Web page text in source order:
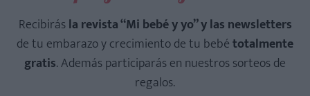
Recibirásla revista “Mi bebé y yo” y las newsletters
de tu embarazo y crecimiento de tu bebétotalmente
gratis. Además participarás en nuestros sorteos de
regalos.